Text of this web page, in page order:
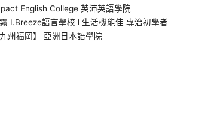
English College 英沛英語學院
I.Breeze語言學校 l 生活機能佳 專治初學者
九州福岡】 亞洲日本語學院